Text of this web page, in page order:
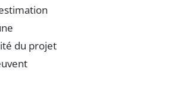
du projet